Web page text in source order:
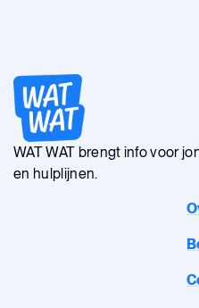
WAT WAT brengt info voor
en hulplijnen.